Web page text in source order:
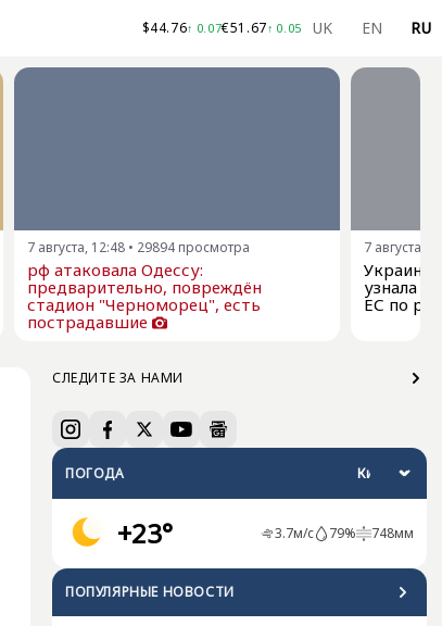
$44.76↑ 0.07€51.67↑ 0.05 UK EN RU
7 августа, 12:48 • 29894 просмотра
рф атаковала Одессу:
предварительно, повреждён
стадион "Черноморец", есть
пострадавшие
7 августа,
Украина
узнала о
ЕС по
СЛЕДИТЕ ЗА НАМИ
ПОГОДА
+23° 3.7м/с 79% 748мм
ПОПУЛЯРНЫЕ НОВОСТИ